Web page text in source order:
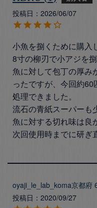
投稿日
2026/06/07
小魚を捌くために購入
8寸の柳刃で小アジを
魚に対して包丁の厚み
ったですが、今回約60
処理できました。
流石の青紙スーパーも
魚に対する切れ味は良
次回使用時までに研ぎ
oyaji_le_lab_koma京都府
投稿日
2020/09/27